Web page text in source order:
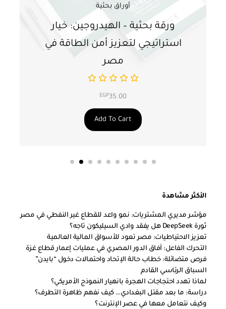
أوراق بحثية
ورقة بحثية – الهيدروجين: خيار
استراتيجي لتعزيز أمن الطاقة في
مصر
EGP35.00
Add To Cart
الأكثر مشاهدة
مؤشر مديري المشتريات: نمو واعد للقطاع غير النفطي في مصر
ثورة DeepSeek هل يفقد وادي السيليكون تاجه؟
تعزيز الاحتياطيات: مصر تعود للأسواق المالية العالمية
التحرك الفاعل: آفاق الدور المصري في عمليات إعمار قطاع غزة
فرص متضائلة: خطاب حالة الإتحاد واحتمالات دخول “بايدن”
السباق الرئاسي القادم
لماذا تهدد احتجاجات الهجرة بانهيار النموذج الأمريكي؟
دراسة: ما بعد مقتل البغدادي… كيف نفهم ظاهرة التطرف؟
وكيف نتعامل معها في عصر الإنترنت؟